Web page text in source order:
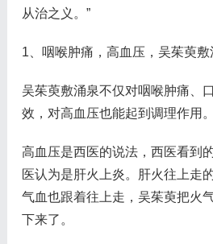
从治之义。”
1、咽喉肿痛，高血压，吴茱萸敷
吴茱萸敷涌泉不仅对咽喉肿痛、
效，对高血压也能起到调理作用。
高血压是西医的说法，西医看到
医认为是肝火上炎。肝火往上走
气血也跟着往上走，吴茱萸把火
下来了。